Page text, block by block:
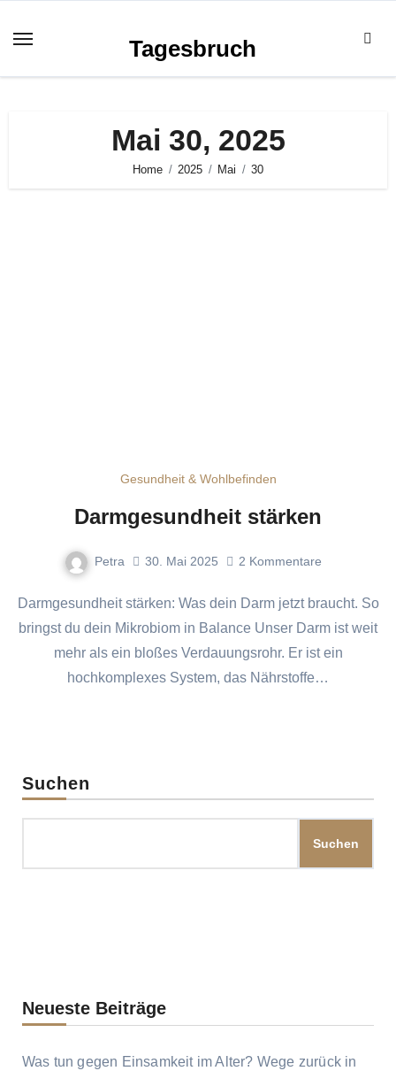
Inhalt
Tagesbruch
Mai 30, 2025
Home 2025 Mai 30
Gesundheit & Wohlbefinden
Darmgesundheit stärken
Petra 30. Mai 2025 2 Kommentare
Darmgesundheit stärken: Was dein Darm jetzt braucht. So
bringst du dein Mikrobiom in Balance Unser Darm ist weit
mehr als ein bloßes Verdauungsrohr. Er ist ein
hochkomplexes System, das Nährstoffe…
Suchen
Suchen
Neueste Beiträge
Was tun gegen Einsamkeit im Alter? Wege zurück in